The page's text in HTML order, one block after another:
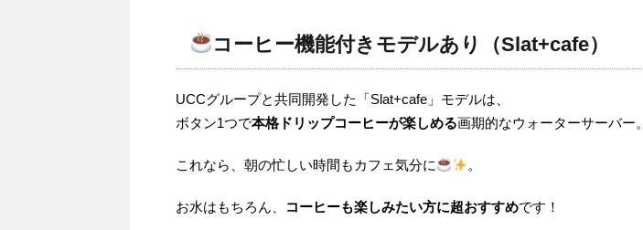
コーヒー機能付きモデルあり（Slat+cafe）
UCCグループと共同開発した「Slat+cafe」モデルは、
ボタン1つで本格ドリップコーヒーが楽しめる画期的なウォーターサーバー。
これなら、朝の忙しい時間もカフェ気分に 。
お水はもちろん、 コーヒーも楽しみたい方に超おすすめです！